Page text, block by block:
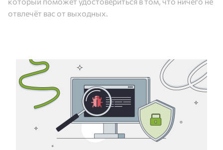
отвлечёт вас от выходных.